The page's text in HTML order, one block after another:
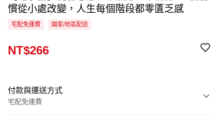
慣從小處改變，人生每個階段都零匱乏感
宅配免運費 國家/地區配送
NT$266
付款與運送方式
宅配免運費